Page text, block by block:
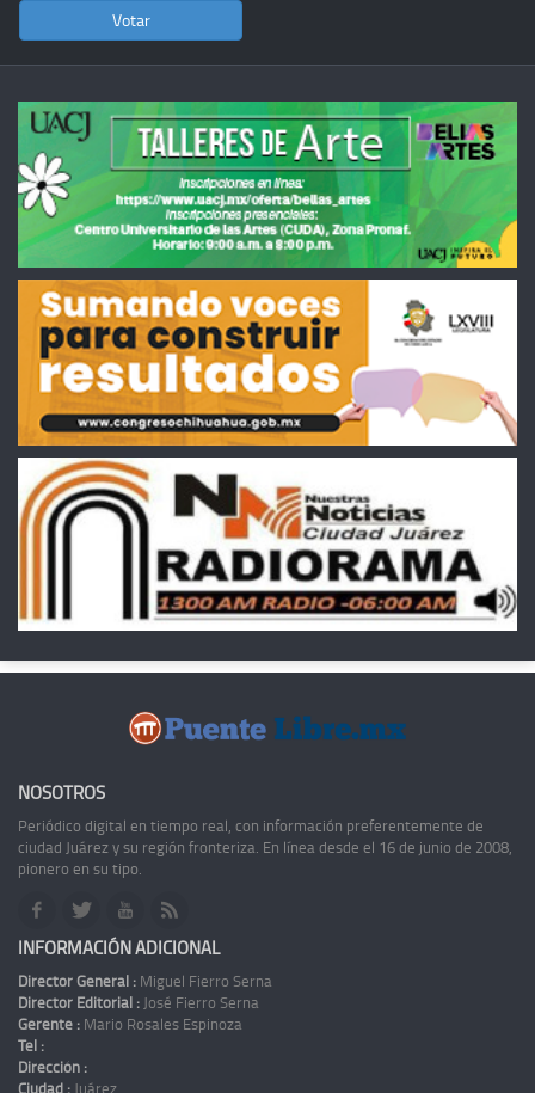
NOSOTROS
Periódico digital en tiempo real, con información preferentemente de
ciudad Juárez y su región fronteriza. En línea desde el 16 de junio de 2008,
pionero en su tipo.
INFORMACIÓN ADICIONAL
Director General : Miguel Fierro Serna
Director Editorial : José Fierro Serna
Gerente : Mario Rosales Espinoza
Tel :
Dirección :
Ciudad : Juárez